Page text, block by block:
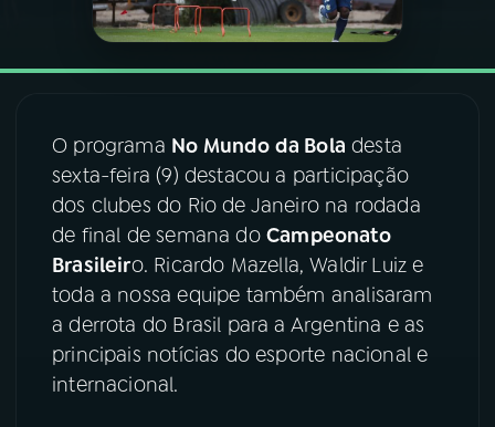
VIDEOCASTS
08 FESTIVAL DE MÚSICA
ACOMPANHE A RÁDIO NACIONAL
Facebook
Instagram X
TikTok
O programa No Mundo da Bola desta
sexta-feira (9) destacou a participação
dos clubes do Rio de Janeiro na rodada
de final de semana do Campeonato
Brasileiro. Ricardo Mazella, Waldir Luiz e
toda a nossa equipe também analisaram
a derrota do Brasil para a Argentina e as
principais notícias do esporte nacional e
internacional.